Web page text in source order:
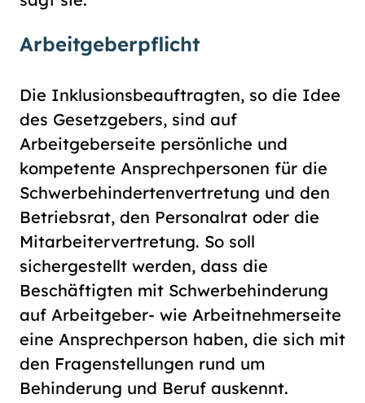
Arbeitgeberpflicht
Die Inklusionsbeauftragten, so die Idee
des Gesetzgebers, sind auf
Arbeitgeberseite persönliche und
kompetente Ansprechpersonen für die
Schwerbehindertenvertretung und den
Betriebsrat, den Personalrat oder die
Mitarbeitervertretung. So soll
sichergestellt werden, dass die
Beschäftigten mit Schwerbehinderung
auf Arbeitgeber- wie Arbeitnehmerseite
eine Ansprechperson haben, die sich mit
den Fragenstellungen rund um
Behinderung und Beruf auskennt.